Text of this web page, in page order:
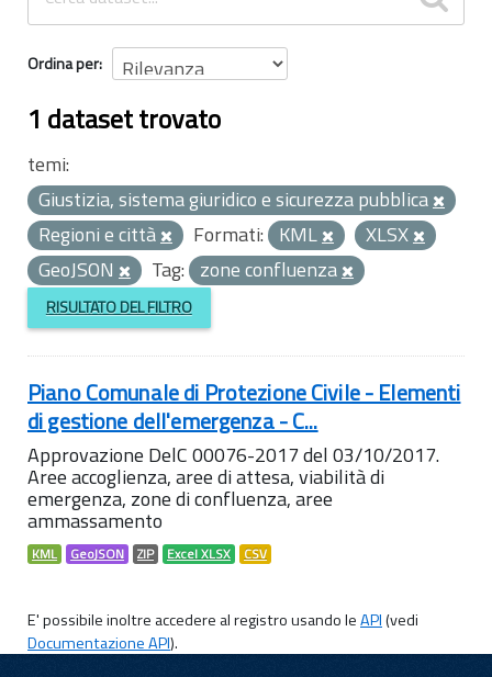
Ordina per
1 dataset trovato
temi:
Giustizia, sistema giuridico e sicurezza pubblica
Regioni e città
Formati: KML
XLSX
GeoJSON
Tag: zone confluenza
RISULTATO DEL FILTRO
Piano Comunale di Protezione Civile - Elementi
di gestione dell'emergenza - C...
Approvazione DelC 00076-2017 del 03/10/2017.
Aree accoglienza, aree di attesa, viabilità di
emergenza, zone di confluenza, aree
ammassamento
KML GeoJSON ZIP Excel XLSX CSV
E' possibile inoltre accedere al registro usando leAPI(vedi
Documentazione API).